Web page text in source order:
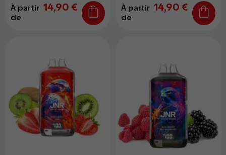
À partir
de
14,90 €
À partir
de
14,90 €